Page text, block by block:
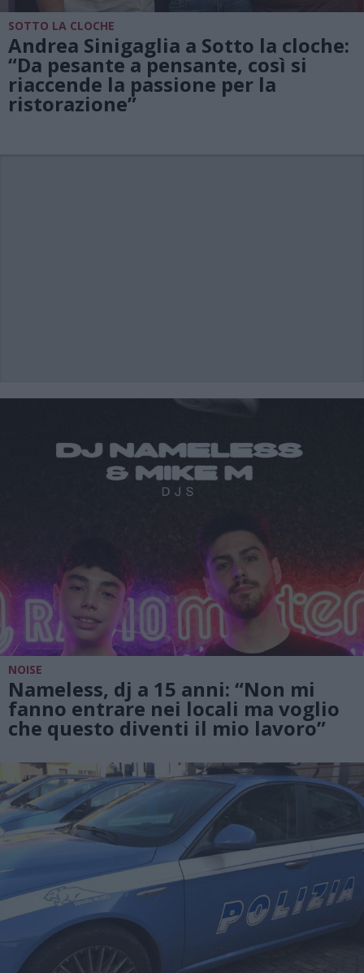
SOTTO LA CLOCHE
Andrea Sinigaglia a Sotto la cloche:
“Da pesante a pensante, così si
riaccende la passione per la
ristorazione”
NOISE
Nameless, dj a 15 anni: “Non mi
fanno entrare nei locali ma voglio
che questo diventi il mio lavoro”